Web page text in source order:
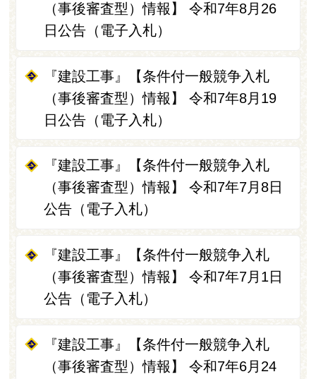
（事後審査型）情報】 令和7年8月26
日公告（電子入札）
『建設工事』【条件付一般競争入札
（事後審査型）情報】 令和7年8月19
日公告（電子入札）
『建設工事』【条件付一般競争入札
（事後審査型）情報】 令和7年7月8日
公告（電子入札）
『建設工事』【条件付一般競争入札
（事後審査型）情報】 令和7年7月1日
公告（電子入札）
『建設工事』【条件付一般競争入札
（事後審査型）情報】 令和7年6月24